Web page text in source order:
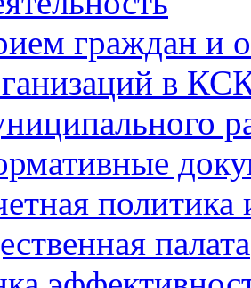
граждан и
в
политика
палата